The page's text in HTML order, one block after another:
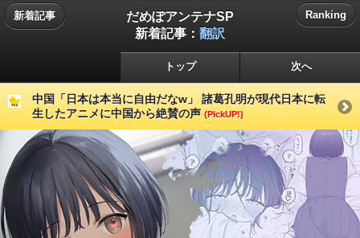
新着記事
だめぽアンテナSP
新着記事： 翻訳
Ranking
トップ 次へ
中国「日本は本当に自由だなw」 諸葛孔明が現代日本に転
生したアニメに中国から絶賛の声 (PickUP!)